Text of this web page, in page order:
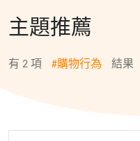
主題推薦
有 2 項 #購物行為 結果